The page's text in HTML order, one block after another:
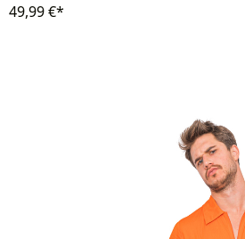
49,99 €*